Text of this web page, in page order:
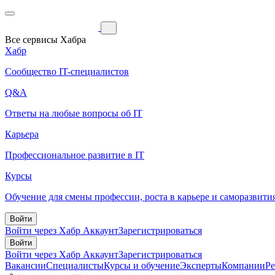
Все сервисы Хабра
Хабр
Сообщество IT-специалистов
Q&A
Ответы на любые вопросы об IT
Карьера
Профессиональное развитие в IT
Курсы
Обучение для смены профессии, роста в карьере и
Войти
Войти через Хабр АккаунтЗарегистрироваться
Войти
Войти через Хабр АккаунтЗарегистрироваться
ВакансииСпециалистыКурсы и обучениеЭкспертыКомпании